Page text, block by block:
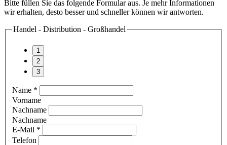
Bitte füllen Sie das folgende Formular aus. Je mehr Informationen
wir erhalten, desto besser und schneller können wir antworten.
Handel - Distribution - Großhandel
Name *
Vorname
Nachname
Nachname
E-Mail *
Telefon